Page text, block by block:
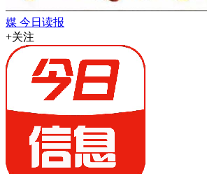
媒 今日读报
+关注